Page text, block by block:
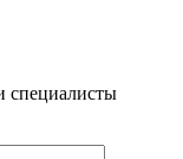
специалисты